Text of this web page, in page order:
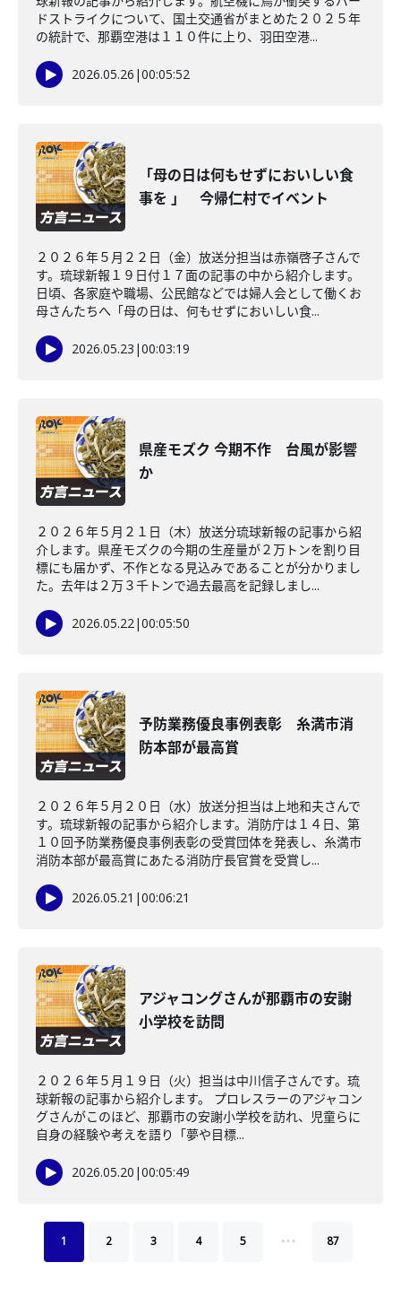
ドストライクについて、国土交通省がまとめた２０２５年
の統計で、那覇空港は１１０件に上り、羽田空港...
2026.05.26 |00:05:52
「母の日は何もせずにおいしい食
事を 」 今帰仁村でイベント
２０２６年５月２２日（金）放送分担当は赤嶺啓子さんで
す。琉球新報１９日付１７面の記事の中から紹介します。
日頃、各家庭や職場、公民館などでは婦人会として働くお
母さんたちへ「母の日は、何もせずにおいしい食...
2026.05.23 |00:03:19
県産モズク 今期不作 台風が影響
か
２０２６年５月２１日（木）放送分琉球新報の記事から紹
介します。県産モズクの今期の生産量が２万トンを割り目
標にも届かず、不作となる見込みであることが分かりまし
た。去年は２万３千トンで過去最高を記録しまし...
2026.05.22|00:05:50
予防業務優良事例表彰 糸満市消
防本部が最高賞
２０２６年５月２０日（水）放送分担当は上地和夫さんで
す。琉球新報の記事から紹介します。消防庁は１４日、第
１０回予防業務優良事例表彰の受賞団体を発表し、糸満市
消防本部が最高賞にあたる消防庁長官賞を受賞し...
2026.05.21 |00:06:21
アジャコングさんが那覇市の安謝
小学校を訪問
２０２６年５月１９日（火）担当は中川信子さんです。琉
球新報の記事から紹介します。 プロレスラーのアジャコン
グさんがこのほど、那覇市の安謝小学校を訪れ、児童らに
自身の経験や考えを語り「夢や目標...
2026.05.20 |00:05:49
1 2 3 4 5 … 87